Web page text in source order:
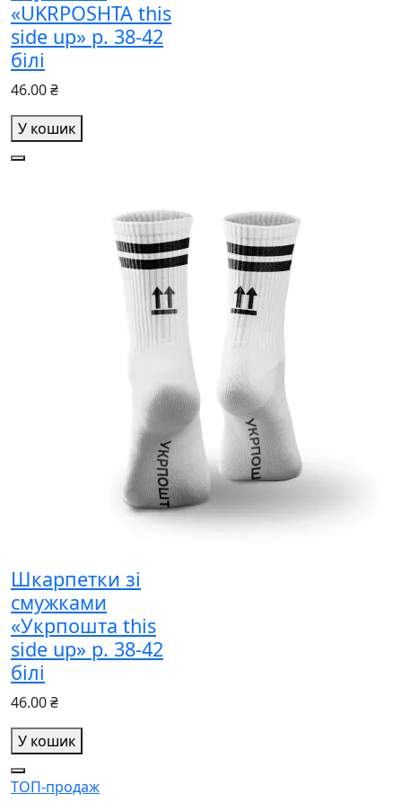
«UKRPOSHTA this
side up» р. 38-42
білі
46.00 ₴
У кошик
Шкарпетки зі
смужками
«Укрпошта this
side up» р. 38-42
білі
46.00 ₴
У кошик
ТОП-продаж